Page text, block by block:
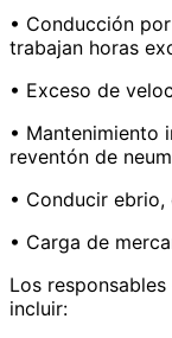
• Conducción
trabajan horas
• Exceso de
• Mantenimiento
reventón de
• Conducir
• Carga de
Los
incluir: